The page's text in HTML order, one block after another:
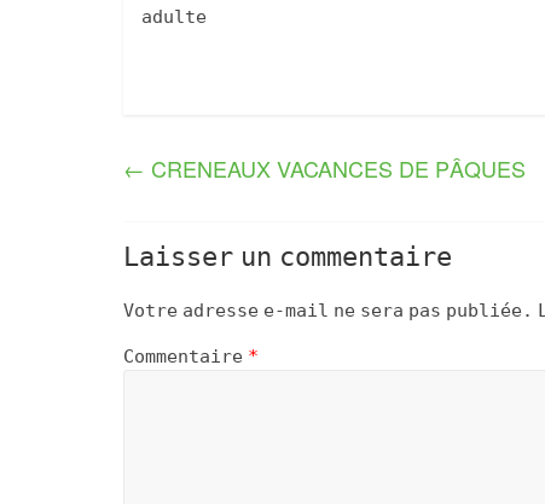
adulte
← CRENEAUX VACANCES DE PÂQUES
Laisser un commentaire
Votre adresse e-mail ne sera pas publiée.
Commentaire *